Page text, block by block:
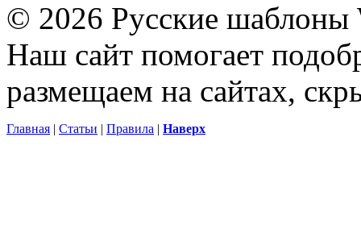
© 2026 Русские шаблоны
Наш сайт помогает
размещаем на сайтах,
Главная | Статьи | Правила | Наверх